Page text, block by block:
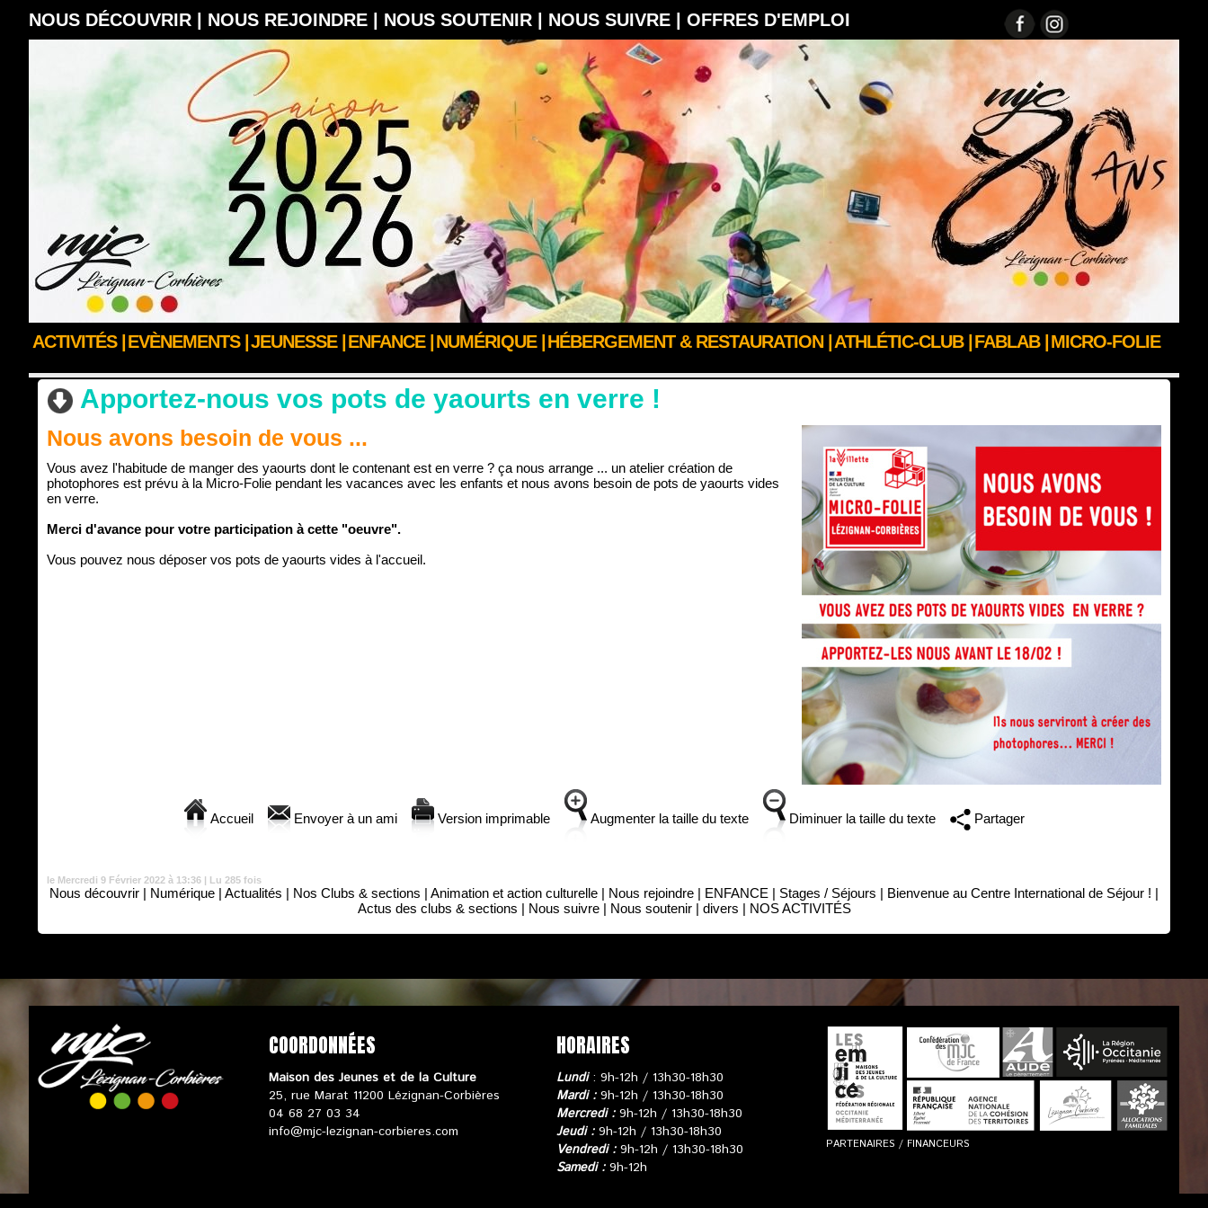
NOUS DÉCOUVRIR | NOUS REJOINDRE | NOUS SOUTENIR | NOUS SUIVRE | OFFRES D'EMPLOI
ACTIVITÉS | EVÈNEMENTS | JEUNESSE | ENFANCE | NUMÉRIQUE | HÉBERGEMENT & RESTAURATION | ATHLÉTIC-CLUB | FABLAB | MICRO-FOLIE
Apportez-nous vos pots de yaourts en verre !
Nous avons besoin de vous ...
Vous avez l'habitude de manger des yaourts dont le contenant est en verre ? ça nous arrange ... un atelier création de
photophores est prévu à la Micro-Folie pendant les vacances avec les enfants et nous avons besoin de pots de yaourts vides
en verre.
Merci d'avance pour votre participation à cette "oeuvre".
Vous pouvez nous déposer vos pots de yaourts vides à l'accueil.
Accueil Envoyer à un ami Version imprimable Augmenter la taille du texte Diminuer la taille du texte Partager
le Mercredi 9 Février 2022 à 13:36 | Lu 285 fois
Nous découvrir | Numérique | Actualités | Nos Clubs & sections | Animation et action culturelle | Nous rejoindre | ENFANCE | Stages / Séjours | Bienvenue au Centre International de Séjour ! |
Actus des clubs & sections | Nous suivre | Nous soutenir | divers | NOS ACTIVITÉS
COORDONNÉES
Maison des Jeunes et de la Culture
25, rue Marat 11200 Lézignan-Corbières
04 68 27 03 34
info@mjc-lezignan-corbieres.com
HORAIRES
Lundi: 9h-12h / 13h30-18h30
Mardi :9h-12h / 13h30-18h30
Mercredi :9h-12h / 13h30-18h30
Jeudi :9h-12h / 13h30-18h30
Vendredi :9h-12h / 13h30-18h30
Samedi :9h-12h
PARTENAIRES / FINANCEURS